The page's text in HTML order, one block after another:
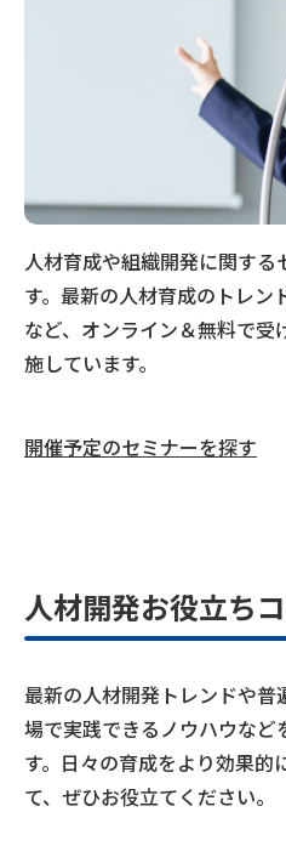
人材育成や組織開発に関する
す。最新の人材育成のトレ
など、オンライン＆無料で
施しています。
開催予定のセミナーを探す
人材開発お役立ち
最新の人材開発トレンドや
場で実践できるノウハウなど
す。日々の育成をより効果的
て、ぜひお役立てください。